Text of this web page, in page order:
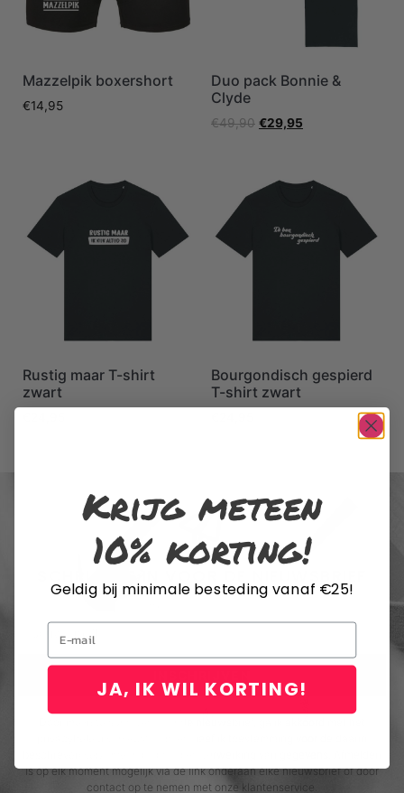
Mazzelpik boxershort
€14,95
Duo pack Bonnie &
Clyde
€49,90 €29,95
Rustig maar T-shirt
zwart
Bourgondisch gespierd
T-shirt zwart
is op elk moment mogelijk via de link onderaan elke nieuwsbrief of door
contact op te nemen met onze klantenservice.
Krijg meteen
10% korting!
Geldig bij minimale besteding vanaf €25!
Email
JA, IK WIL KORTING!